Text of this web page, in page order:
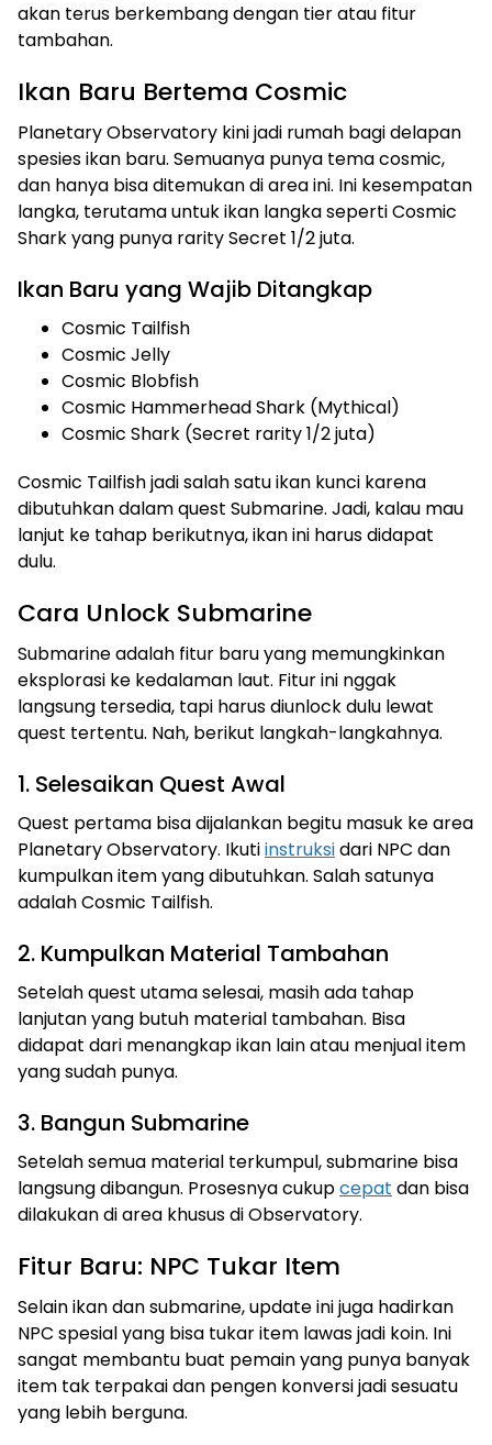
akan terus berkembang dengan tier atau fitur
tambahan.
Ikan Baru Bertema Cosmic
Planetary Observatory kini jadi rumah bagi delapan
spesies ikan baru. Semuanya punya tema cosmic,
dan hanya bisa ditemukan di area ini. Ini kesempatan
langka, terutama untuk ikan langka seperti Cosmic
Shark yang punya rarity Secret 1/2 juta.
Ikan Baru yang Wajib Ditangkap
Cosmic Tailfish
Cosmic Jelly
Cosmic Blobfish
Cosmic Hammerhead Shark (Mythical)
Cosmic Shark (Secret rarity 1/2 juta)
Cosmic Tailfish jadi salah satu ikan kunci karena
dibutuhkan dalam quest Submarine. Jadi, kalau mau
lanjut ke tahap berikutnya, ikan ini harus didapat
dulu.
Cara Unlock Submarine
Submarine adalah fitur baru yang memungkinkan
eksplorasi ke kedalaman laut. Fitur ini nggak
langsung tersedia, tapi harus diunlock dulu lewat
quest tertentu. Nah, berikut langkah-langkahnya.
1. Selesaikan Quest Awal
Quest pertama bisa dijalankan begitu masuk ke area
Planetary Observatory. Ikutiinstruksidari NPC dan
kumpulkan item yang dibutuhkan. Salah satunya
adalah Cosmic Tailfish.
2. Kumpulkan Material Tambahan
Setelah quest utama selesai, masih ada tahap
lanjutan yang butuh material tambahan. Bisa
didapat dari menangkap ikan lain atau menjual item
yang sudah punya.
3. Bangun Submarine
Setelah semua material terkumpul, submarine bisa
langsung dibangun. Prosesnya cukupcepat dan bisa
dilakukan di area khusus di Observatory.
Fitur Baru: NPC Tukar Item
Selain ikan dan submarine, update ini juga hadirkan
NPC spesial yang bisa tukar item lawas jadi koin. Ini
sangat membantu buat pemain yang punya banyak
item tak terpakai dan pengen konversi jadi sesuatu
yang lebih berguna.